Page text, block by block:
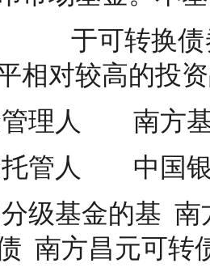
相对较高的投
理人        南方
管人        中国
南方昌元可转